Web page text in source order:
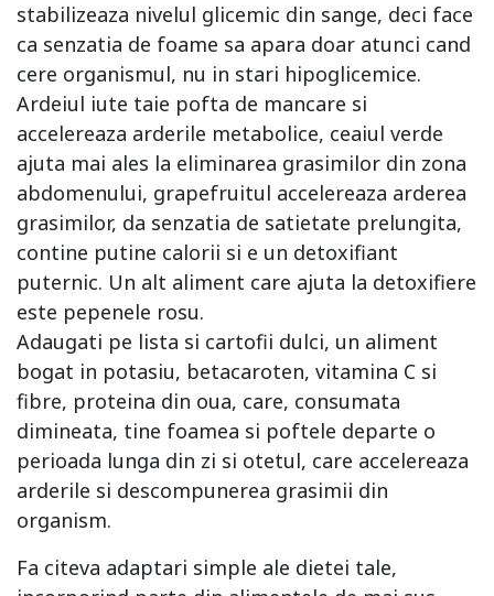
stabilizeaza nivelul glicemic din sange, deci face
ca senzatia de foame sa apara doar atunci cand
cere organismul, nu in stari hipoglicemice.
Ardeiul iute taie pofta de mancare si
accelereaza arderile metabolice, ceaiul verde
ajuta mai ales la eliminarea grasimilor din zona
abdomenului, grapefruitul accelereaza arderea
grasimilor, da senzatia de satietate prelungita,
contine putine calorii si e un detoxifiant
puternic. Un alt aliment care ajuta la detoxifiere
este pepenele rosu.
Adaugati pe lista si cartofii dulci, un aliment
bogat in potasiu, betacaroten, vitamina C si
fibre, proteina din oua, care, consumata
dimineata, tine foamea si poftele departe o
perioada lunga din zi si otetul, care accelereaza
arderile si descompunerea grasimii din
organism.
Fa citeva adaptari simple ale dietei tale,